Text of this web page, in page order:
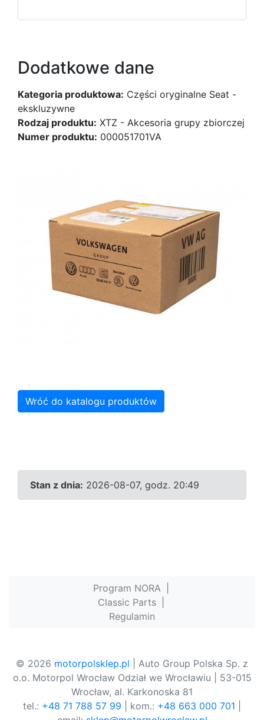
Dodatkowe dane
Kategoria produktowa: Części oryginalne Seat -
ekskluzywne
Rodzaj produktu: XTZ - Akcesoria grupy zbiorczej
Numer produktu: 000051701VA
Wróć do katalogu produktów
Stan z dnia: 2026-08-07, godz. 20:49
Program NORA
Classic Parts
Regulamin
© 2026 motorpolsklep.pl | Auto Group Polska Sp. z
o.o. Motorpol Wrocław Odział we Wrocławiu | 53-015
Wrocław, al. Karkonoska 81
tel.: +48 71 788 57 99 | kom.: +48 663 000 701